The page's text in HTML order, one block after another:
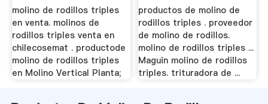
molino de rodillos triples
en venta. molinos de
rodillos triples venta en
chilecosemat . productode
molino de rodillos triples
en Molino Vertical Planta;
productos de molino de
rodillos triples . proveedor
de molino de rodillos.
molino de rodillos triples ...
Maguin molino de rodillos
triples. trituradora de ...